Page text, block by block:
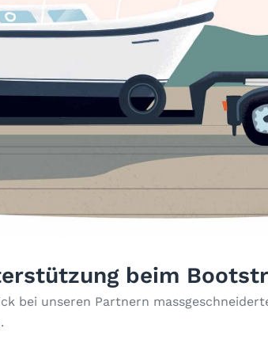
beim
bei unseren Partnern